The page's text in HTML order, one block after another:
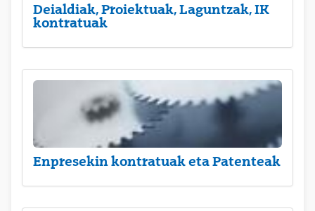
Deialdiak, Proiektuak, Laguntzak, IK
kontratuak
Enpresekin kontratuak eta Patenteak